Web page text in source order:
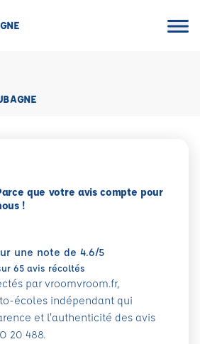
que votre avis compte pour
!
une note de 4.6/5
65 avis récoltés
par vroomvroom.fr,
écoles indépendant qui
et l'authenticité des avis
20 488.